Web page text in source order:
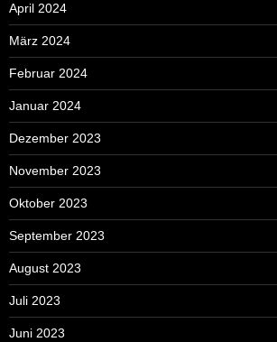
April 2024
März 2024
Februar 2024
Januar 2024
Dezember 2023
November 2023
Oktober 2023
September 2023
August 2023
Juli 2023
Juni 2023